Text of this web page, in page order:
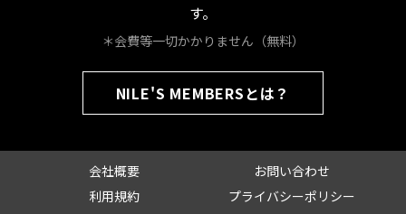
す。
＊会費等一切かかりません（無料）
NILE'S MEMBERSとは？
会社概要
お問い合わせ
利用規約
プライバシーポリシー